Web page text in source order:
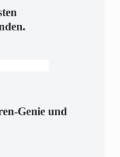
Genie und